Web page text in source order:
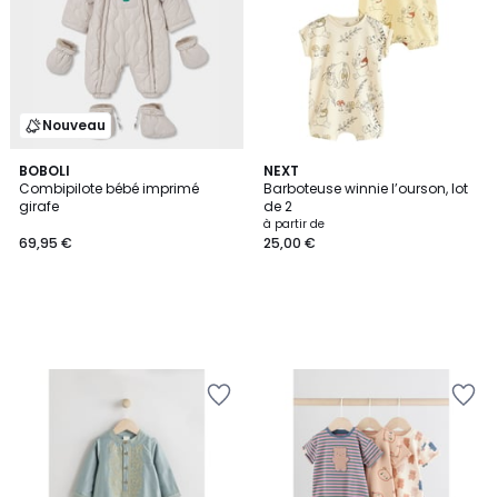
Nouveau
BOBOLI
Combipilote bébé imprimé
girafe
69,95 €
NEXT
Barboteuse winnie l’ourson, lot
de 2
à partir de
25,00 €